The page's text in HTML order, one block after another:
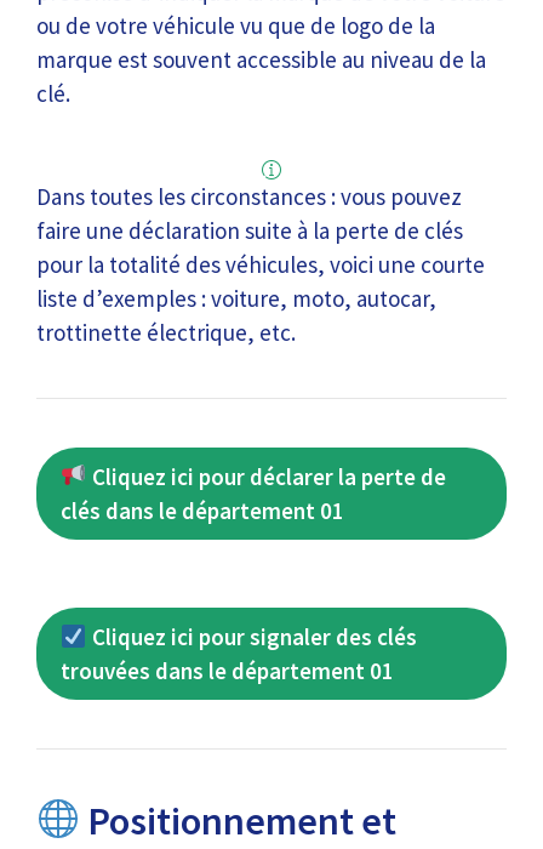
ou de votre véhicule vu que de logo de la
marque est souvent accessible au niveau de la
clé.
Dans toutes les circonstances : vous pouvez
faire une déclaration suite à la perte de clés
pour la totalité des véhicules, voici une courte
liste d’exemples : voiture, moto, autocar,
trottinette électrique, etc.
Cliquez ici pour déclarer la perte de
clés dans le département 01
Cliquez ici pour signaler des clés
trouvées dans le département 01
Positionnement et